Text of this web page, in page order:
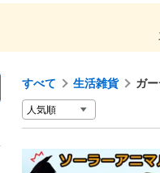
すべて 生活雑貨 ガ